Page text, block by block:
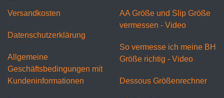
Versandkosten
Datenschutzerklärung
Allgemeine
Geschäftsbedingungen mit
Kundeninformationen
AA Größe und Slip Größe
vermessen - Video
So vermesse ich meine BH
Größe richtig - Video
Dessous Größenrechner